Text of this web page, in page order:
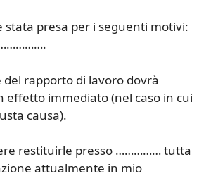
stata presa per i seguenti motivi:
del rapporto di lavoro dovrà
effetto immediato (nel caso in cui
causa).
restituirle presso …………… tutta
attualmente in mio